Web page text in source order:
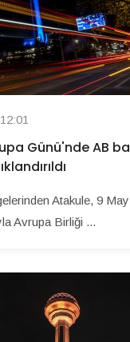
Günü'nde AB
Atakule, 9
Avrupa Birliği ...